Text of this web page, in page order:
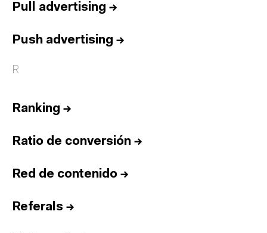
Pull advertising →
Push advertising →
R
Ranking →
Ratio de conversión →
Red de contenido →
Referals →